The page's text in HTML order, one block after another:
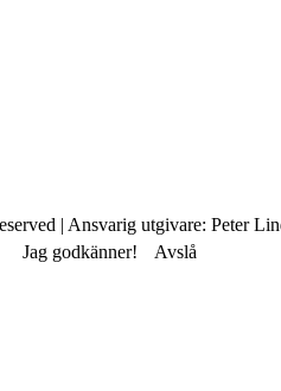
| Ansvarig utgivare: Peter
Jag godkänner! Avslå